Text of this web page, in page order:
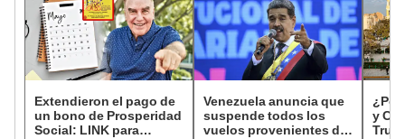
Extendieron el pago de
un bono de Prosperidad
Social: LINK para
Venezuela anuncia que
suspende todos los
vuelos provenientes de
¿Por
y